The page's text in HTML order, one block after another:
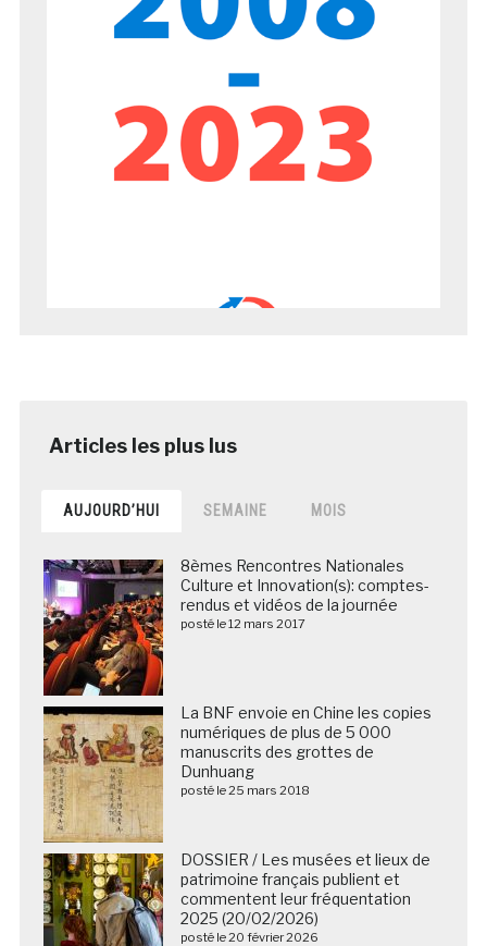
AUJOURD’HUI SEMAINE MOIS
8èmes Rencontres Nationales
Culture et Innovation(s): comptes-
rendus et vidéos de la journée
posté le 12 mars 2017
La BNF envoie en Chine les copies
numériques de plus de 5 000
manuscrits des grottes de
Dunhuang
posté le 25 mars 2018
DOSSIER / Les musées et lieux de
patrimoine français publient et
commentent leur fréquentation
2025 (20/02/2026)
posté le 20 février 2026